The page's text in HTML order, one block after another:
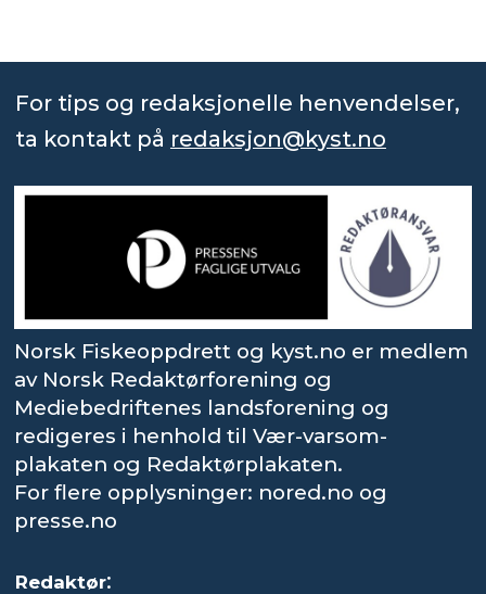
For tips og redaksjonelle henvendelser,
ta kontakt på redaksjon@kyst.no
Norsk Fiskeoppdrett og kyst.no er medlem
av Norsk Redaktørforening og
Mediebedriftenes landsforening og
redigeres i henhold til Vær-varsom-
plakaten og Redaktørplakaten.
For flere opplysninger: nored.no og
presse.no
Redaktør: